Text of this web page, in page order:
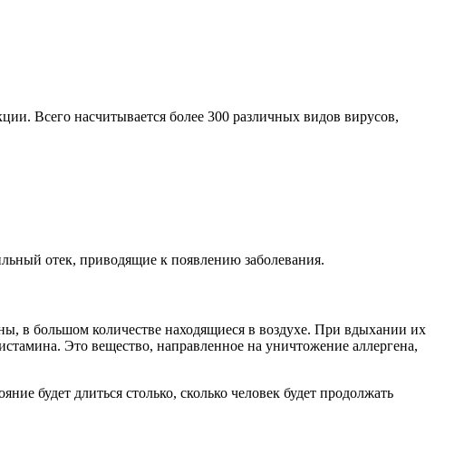
Всего насчитывается более 300 различных видов вирусов,
отек, приводящие к появлению заболевания.
в большом количестве находящиеся в воздухе. При вдыхании их
Это вещество, направленное на уничтожение аллергена,
будет длиться столько, сколько человек будет продолжать